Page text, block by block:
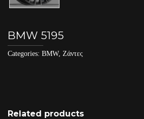
BMW 5195
Categories: BMW, Ζάντες
Related products